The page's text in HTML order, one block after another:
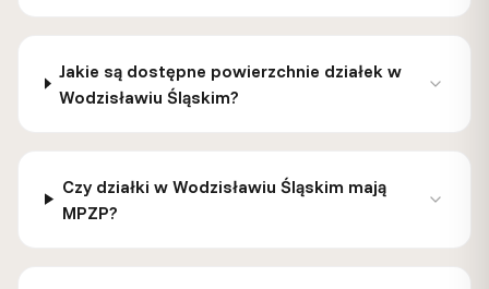
Jakie są dostępne powierzchnie działek w
Wodzisławiu Śląskim?
Czy działki w Wodzisławiu Śląskim mają
MPZP?